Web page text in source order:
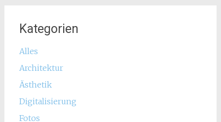
Kategorien
Alles
Architektur
Ästhetik
Digitalisierung
Fotos